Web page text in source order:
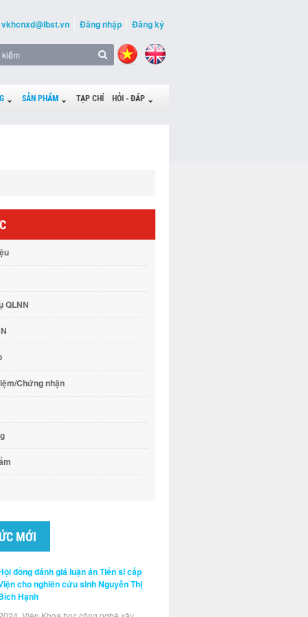
vkhcnxd@ibst.vn Đăng nhập Đăng ký
SẢN PHẨM TẠP CHÍ HỎI - ĐÁP
QLNN
Chứng nhận
MỚI
đồng đánh giá luận án Tiến sĩ cấp
cho nghiên cứu sinh Nguyễn Thị
Hạnh